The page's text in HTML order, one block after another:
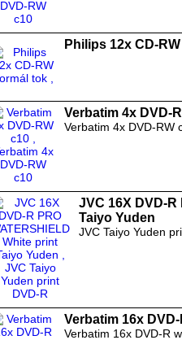
Philips 12x CD-
Verbatim 4x DVD-
Verbatim 4x DVD-RW
JVC 16X DVD-R
Taiyo Yuden
JVC Taiyo Yuden
Verbatim 16x
Verbatim 16x DVD-R